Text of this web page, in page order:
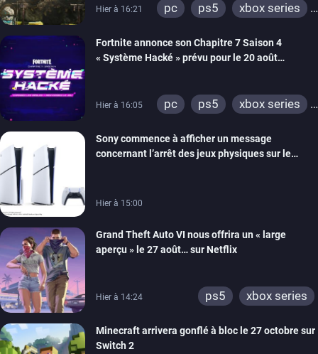
Hier à 16:21 pc ps5
xbox series
Fortnite annonce son Chapitre 7 Saison 4
« Système Hacké » prévu pour le 20 août
Hier à 16:05 pc ps5
xbox series
ps4
xbox one
switch 2
Sony commence à afficher un message
concernant l’arrêt des jeux physiques sur le
Hier à 15:00
Grand Theft Auto VI nous offrira un « large
aperçu » le 27 août… sur Netflix
Hier à 14:24 ps5 xbox series
Minecraft arrivera gonflé à bloc le 27 octobre sur
Switch 2